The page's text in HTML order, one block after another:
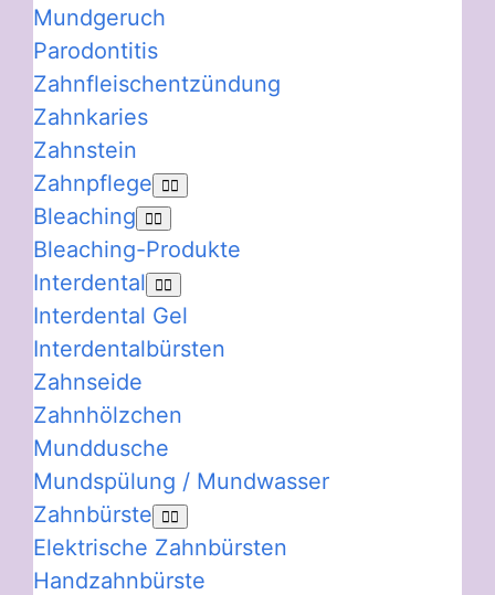
Mundgeruch
Parodontitis
Zahnfleischentzündung
Zahnkaries
Zahnstein
Zahnpflege
Bleaching
Bleaching-Produkte
Interdental
Interdental Gel
Interdentalbürsten
Zahnseide
Zahnhölzchen
Munddusche
Mundspülung / Mundwasser
Zahnbürste
Elektrische Zahnbürsten
Handzahnbürste